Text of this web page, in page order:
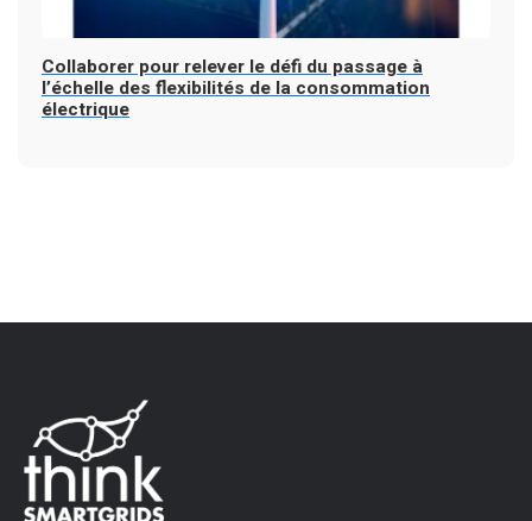
Collaborer pour relever le défi du passage à
l’échelle des flexibilités de la consommation
électrique